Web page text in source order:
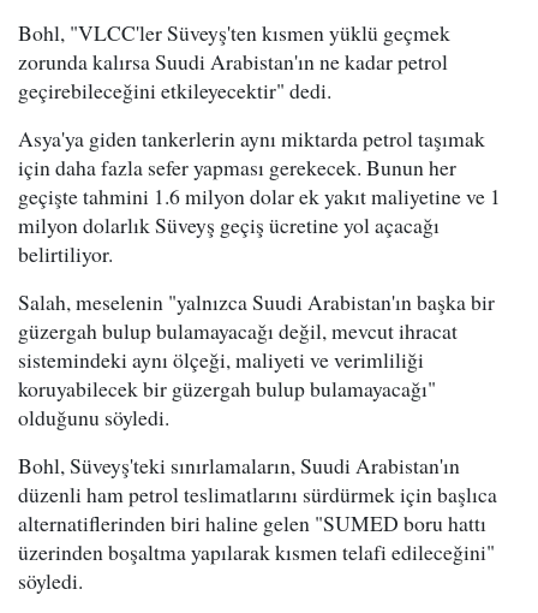
Bohl, "VLCC'ler Süveyş'ten kısmen yüklü geçmek
zorunda kalırsa Suudi Arabistan'ın ne kadar petrol
geçirebileceğini etkileyecektir" dedi.
Asya'ya giden tankerlerin aynı miktarda petrol taşımak
için daha fazla sefer yapması gerekecek. Bunun her
geçişte tahmini 1.6 milyon dolar ek yakıt maliyetine ve 1
milyon dolarlık Süveyş geçiş ücretine yol açacağı
belirtiliyor.
Salah, meselenin "yalnızca Suudi Arabistan'ın başka bir
güzergah bulup bulamayacağı değil, mevcut ihracat
sistemindeki aynı ölçeği, maliyeti ve verimliliği
koruyabilecek bir güzergah bulup bulamayacağı"
olduğunu söyledi.
Bohl, Süveyş'teki sınırlamaların, Suudi Arabistan'ın
düzenli ham petrol teslimatlarını sürdürmek için başlıca
alternatiflerinden biri haline gelen "SUMED boru hattı
üzerinden boşaltma yapılarak kısmen telafi edileceğini"
söyledi.